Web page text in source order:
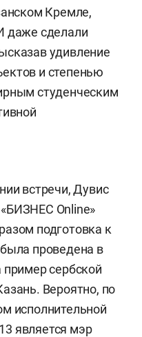
Кремле,
даже сделали
удивление
и степенью
студенческим
встречи, Дувис
Online»
подготовка к
проведена в
сербской
Вероятно, по
исполнительной
является мэр